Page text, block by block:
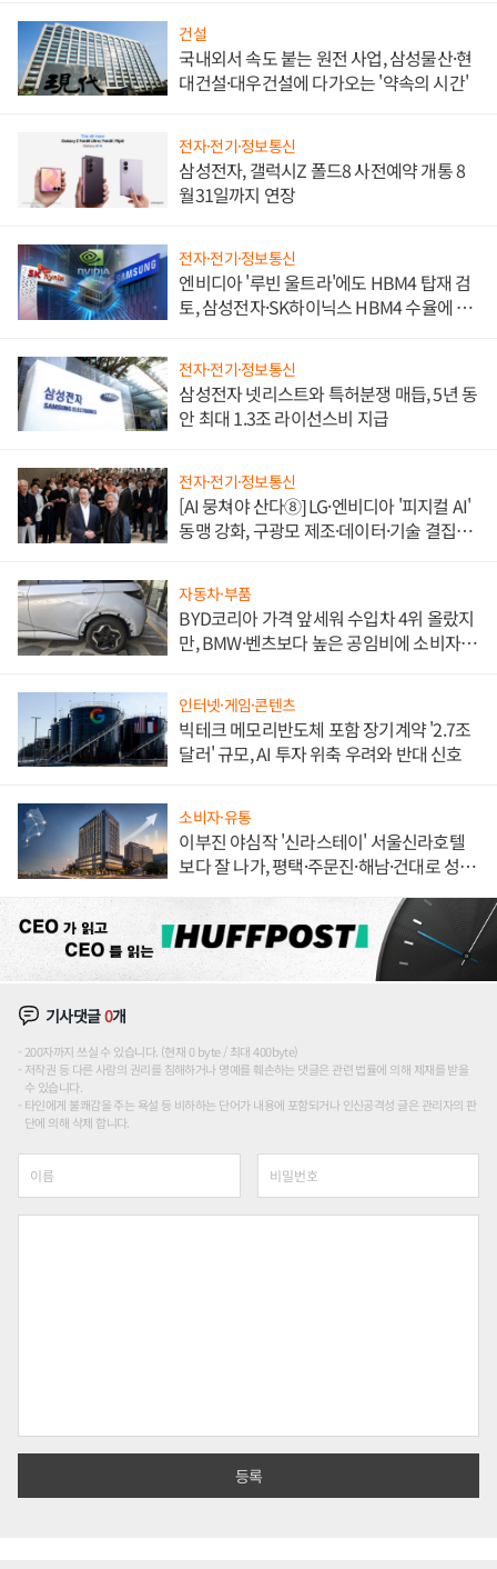
건설
국내외서 속도 붙는 원전 사업, 삼성물산·현
대건설·대우건설에 다가오는 '약속의 시간'
전자·전기·정보통신
삼성전자, 갤럭시Z 폴드8 사전예약 개통 8
월31일까지 연장
전자·전기·정보통신
엔비디아 '루빈 울트라'에도 HBM4 탑재 검
토, 삼성전자·SK하이닉스 HBM4 수율에 주
전자·전기·정보통신
삼성전자 넷리스트와 특허분쟁 매듭, 5년 동
안 최대 1.3조 라이선스비 지급
전자·전기·정보통신
[AI 뭉쳐야 산다⑧] LG·엔비디아 '피지컬 AI'
동맹 강화, 구광모 제조·데이터·기술 결집
자동차·부품
BYD코리아 가격 앞세워 수입차 4위 올랐지
만, BMW·벤츠보다 높은 공임비에 소비자
인터넷·게임·콘텐츠
빅테크 메모리반도체 포함 장기계약 '2.7조
달러' 규모, AI 투자 위축 우려와 반대 신호
소비자·유통
이부진 야심작 '신라스테이' 서울신라호텔
보다 잘 나가, 평택·주문진·해남·건대로 성
기사댓글0개
200자까지 쓰실 수 있습니다. (현재 0 byte / 최대 400byte)
저작권 등 다른 사람의 권리를 침해하거나 명예를 훼손하는 댓글은 관련 법률에 의해 제재를 받을
수 있습니다.
타인에게 불쾌감을 주는 욕설 등 비하하는 단어가 내용에 포함되거나 인신공격성 글은 관리자의 판
단에 의해 삭제 합니다.